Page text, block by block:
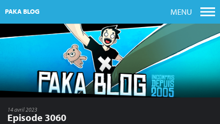
PAKA BLOG MENU
14 avril 2023
Episode 3060